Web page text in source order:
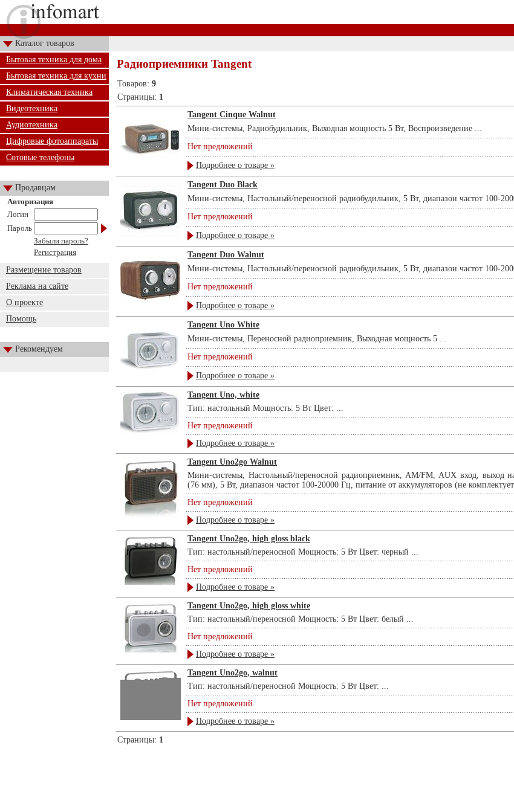
Каталог товаров
Бытовая техника для дома
Бытовая техника для кухни
Климатическая техника
Видеотехника
Аудиотехника
Цифровые фотоаппараты
Сотовые телефоны
Продавцам
Авторизация
Логин
Пароль
Забыли пароль?
Регистрация
Размещение товаров
Реклама на сайте
О проекте
Помощь
Рекомендуем
Радиоприемники Tangent
Товаров: 9
Страницы: 1
Tangent Cinque Walnut
Мини-системы, Радиобудильник, Выходная мощность 5 Вт, Воспроизведение ...
Нет предложений
Подробнее о товаре »
Tangent Duo Black
Мини-системы, Настольный/переносной радиобудильник, 5 Вт, диапазон частот 100-
Нет предложений
Подробнее о товаре »
Tangent Duo Walnut
Мини-системы, Настольный/переносной радиобудильник, 5 Вт, диапазон частот 100-
Нет предложений
Подробнее о товаре »
Tangent Uno White
Мини-системы, Переносной радиоприемник, Выходная мощность 5 ...
Нет предложений
Подробнее о товаре »
Tangent Uno, white
Тип: настольный Мощность: 5 Вт Цвет: ...
Нет предложений
Подробнее о товаре »
Tangent Uno2go Walnut
Мини-системы, Настольный/переносной радиоприемник, AM/FM, AUX вход, выход
(76 мм), 5 Вт, диапазон частот 100-20000 Гц, питание от аккумуляторов (не
Нет предложений
Подробнее о товаре »
Tangent Uno2go, high gloss black
Тип: настольный/переносной Мощность: 5 Вт Цвет: черный ...
Нет предложений
Подробнее о товаре »
Tangent Uno2go, high gloss white
Тип: настольный/переносной Мощность: 5 Вт Цвет: белый ...
Нет предложений
Подробнее о товаре »
Tangent Uno2go, walnut
Тип: настольный/переносной Мощность: 5 Вт Цвет: ...
Нет предложений
Подробнее о товаре »
Страницы: 1